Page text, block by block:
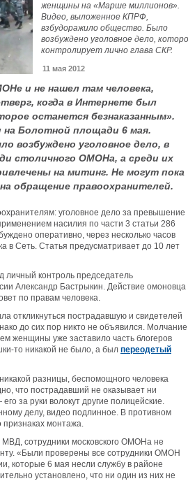
женщины на «Марше миллионов».
Видео, выложенное КПРФ,
взбудоражило общество. Было
возбуждено уголовное дело,
контролирует лично глава СКР.
11 мая 2012
и не нашел там человека,
когда в Интернете был
останется безнаказанным».
на Болотной площади 6 мая.
возбуждено уголовное дело, в
столичного ОМОНа, а среди их
на митинг. Не могут пока
обращение правоохранителей.
уголовное дело за превышение
насилия по части 3 статьи 286
оперативно, через несколько часов
в Сеть. Статья предусматривает до 10 лет
личный контроль председатель
Александр Бастрыкин. Действие омоновца
по правам человека.
откликнуться пострадавшую и свидетелей
до сих пор никто не объявился. Молчание
женщины уже заставило часть блогеров
то никакой не было, а был переодетый
разницы, беспомощного человека
что пострадавший не оказывает ни
за руки волокут другие полицейские.
делу, видео подлинное. В противном
монтажа.
МВД, сотрудники московского ОМОНа не
«Были проверены все сотрудники ОМОН
которые 6 мая несли службу в районе
установлено, что ни один из них не